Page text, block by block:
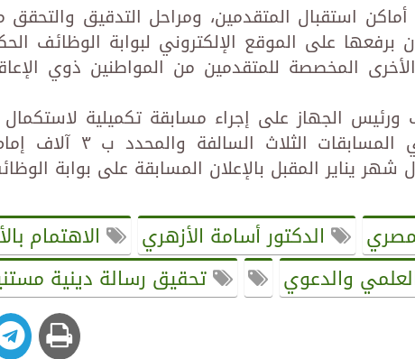
استقبال المتقدمين، ومراحل التدقيق
برفعها على الموقع الإلكتروني لبوابة الوظائف
المخصصة للمتقدمين من المواطنين ذوي
ورئيس الجهاز على إجراء مسابقة تكميلية
التي لم تشغل في
يناير المقبل بالإعلان المسابقة على بوابة
الدكتور أسامة الأزهري
الاهتمام
العلمي والدعوي
تحقيق رسالة دينية